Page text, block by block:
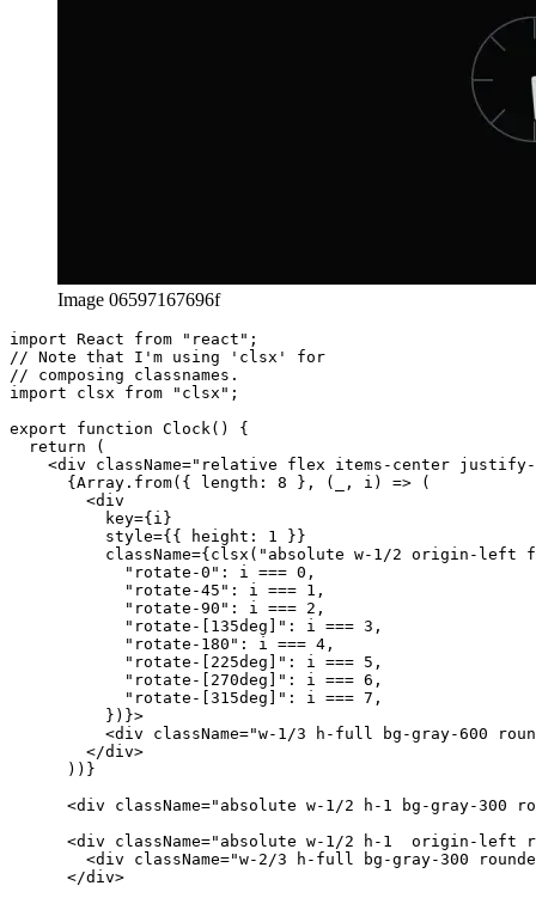
Image 06597167696f
import React from "react";
// Note that I'm using 'clsx' for
// composing classnames.
import clsx from "clsx";
export function Clock() {
<div className="relative flex items-center
      {Array.from({ length: 8 }, (_, i) => (
          key={i}
          style={{ height: 1 }}
className={clsx("absolute w-1/2 origin-left
            "rotate-0": i === 0,
            "rotate-45": i === 1,
            "rotate-90": i === 2,
            "rotate-[135deg]": i === 3,
            "rotate-180": i === 4,
            "rotate-[225deg]": i === 5,
            "rotate-[270deg]": i === 6,
            "rotate-[315deg]": i === 7,
<div className="w-1/3 h-full bg-gray-600
      ))}
<div className="absolute w-1/2 h-1 bg-gray-300